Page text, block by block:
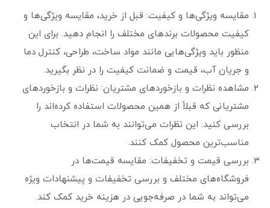
مقایسه ویژگی‌ها و کیفیت: قبل از خرید، مقایسه ویژگی‌ها و
کیفیت محصولات برندهای مختلف را انجام دهید. برای این
منظور باید ویژگی‌هایی مانند مواد ساخت، طراحی، کنترل دما
و جریان آب، قیمت و ضمانت کیفیت را در نظر بگیرید.
مشاهده نظرات و بازخوردهای مشتریان: نظرات و بازخوردهای
مشتریانی که قبلاً از همین محصولات استفاده کرده‌اند را
بررسی کنید. این نظرات می‌توانند به شما در انتخاب
مناسب‌ترین محصول کمک کنند.
بررسی قیمت و تخفیفات: مقایسه قیمت‌ها در
فروشگاه‌های مختلف و بررسی تخفیفات و پیشنهادات ویژه
می‌تواند به شما در صرفه‌جویی در هزینه خرید کمک کند.